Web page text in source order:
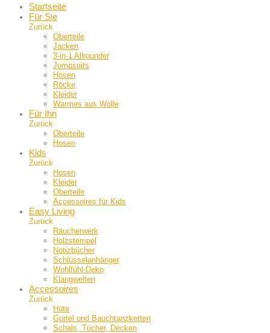
Startseite
Für Sie
Zurück
Oberteile
Jacken
3-in-1 Allrounder
Jumpsuits
Hosen
Röcke
Kleider
Warmes aus Wolle
Für Ihn
Zurück
Oberteile
Hosen
Kids
Zurück
Hosen
Kleider
Oberteile
Accessoires für Kids
Easy Living
Zurück
Räucherwerk
Holzstempel
Notizbücher
Schlüsselanhänger
Wohlfühl-Deko
Klangwelten
Accessoires
Zurück
Hüte
Gürtel und Bauch­tanzketten
Schals, Tücher, Decken